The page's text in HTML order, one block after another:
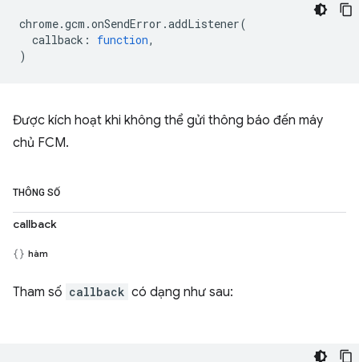
chrome.gcm .onSendError .addListener(
callback : function,
)
Được kích hoạt khi không thể gửi thông báo đến máy
chủ FCM.
THÔNG SỐ
callback
hàm
Tham số callback có dạng như sau: